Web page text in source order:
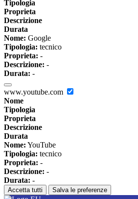
Tipologia
Proprieta
Descrizione
Durata
Nome: Google
Tipologia: tecnico
Proprieta: -
Descrizione: -
Durata: -
www.youtube.com
Nome
Tipologia
Proprieta
Descrizione
Durata
Nome: YouTube
Tipologia: tecnico
Proprieta: -
Descrizione: -
Durata: -
Accetta tutti Salva le preferenze